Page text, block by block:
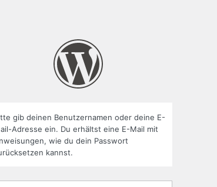
gib deinen Benutzernamen oder deine E-
Adresse ein. Du erhältst eine E-Mail mit
wie du dein Passwort
kannst.